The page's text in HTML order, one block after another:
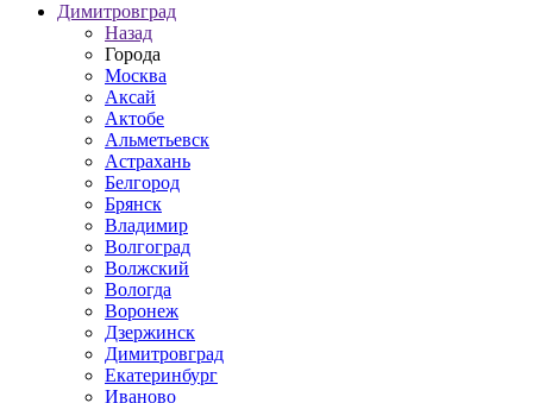
Димитровград
Назад
Города
Москва
Аксай
Актобе
Альметьевск
Астрахань
Белгород
Брянск
Владимир
Волгоград
Волжский
Вологда
Воронеж
Дзержинск
Димитровград
Екатеринбург
Иваново